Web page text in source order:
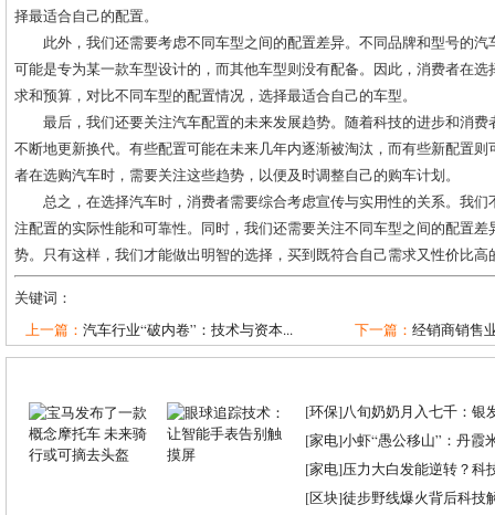
择最适合自己的配置。
此外，我们还需要考虑不同车型之间的配置差异。不同品牌和型号的
可能是专为某一款车型设计的，而其他车型则没有配备。因此，消费者在
求和预算，对比不同车型的配置情况，选择最适合自己的车型。
最后，我们还要关注汽车配置的未来发展趋势。随着科技的进步和消
不断地更新换代。有些配置可能在未来几年内逐渐被淘汰，而有些新配置
者在选购汽车时，需要关注这些趋势，以便及时调整自己的购车计划。
总之，在选择汽车时，消费者需要综合考虑宣传与实用性的关系。我
注配置的实际性能和可靠性。同时，我们还需要关注不同车型之间的配置
势。只有这样，我们才能做出明智的选择，买到既符合自己需求又性价比高
关键词：
上一篇： 汽车行业“破内卷”：技术与资本... 下一篇： 经销商销售
[环保]八旬奶奶月入七千：银
[家电]小虾“愚公移山”：丹霞
[家电]压力大白发能逆转？科
[区块]徒步野线爆火背后科技